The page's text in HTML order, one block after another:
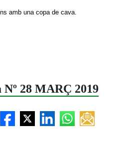
amb una copa de cava.
28 MARÇ 2019